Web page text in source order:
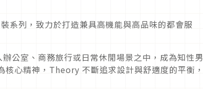
系列，致力於打造兼具高機能與高品味的都會服
公室、商務旅行或日常休閒場景之中，成為知性男
心精神，Theory 不斷追求設計與舒適度的平衡，